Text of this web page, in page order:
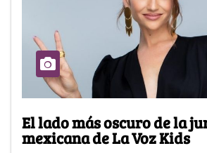
El lado más oscuro de la
mexicana de La Voz Kids